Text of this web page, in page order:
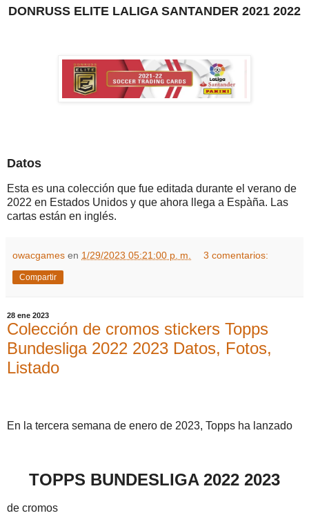
DONRUSS ELITE LALIGA SANTANDER 2021 2022
Datos
Esta es una colección que fue editada durante el verano de
2022 en Estados Unidos y que ahora llega a Espàña. Las
cartas están en inglés.
owacgames en 1/29/2023 05:21:00 p. m. 3 comentarios:
Compartir
28 ene 2023
Colección de cromos stickers Topps
Bundesliga 2022 2023 Datos, Fotos,
Listado
En la tercera semana de enero de 2023, Topps ha lanzado
TOPPS BUNDESLIGA 2022 2023
de cromos